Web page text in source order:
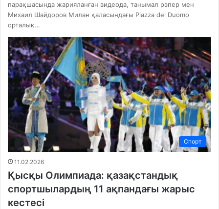
парақшасында жарияланған видеода, танымал рэпер мен
Михаил Шайдоров Милан қаласындағы Piazza del Duomo
орталық…
Спорт
11.02.2026
Қысқы Олимпиада: қазақстандық
спортшылардың 11 ақпандағы жарыс
кестесі